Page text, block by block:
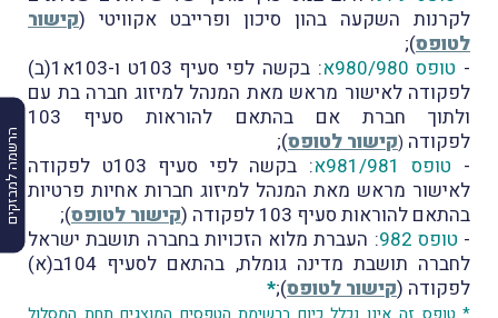
הרשמה למבזקים
לקרנות השקעה בהון סיכון ופרייבט אקוויטי (קישור
לטופס);
- טופס 980/980א
: בקשה לפי סעיף 103ט ו-103א1(ב)
לפקודה לאישור מראש מאת המנהל למיזוג חברה בת עם
ולתוך חברת אם בהתאם להוראות סעיף 103
לפקודה (קישור לטופס);
- טופס 981/981א
: בקשה לפי סעיף 103ט לפקודה
לאישור מראש מאת המנהל למיזוג חברות אחיות פרטיות
בהתאם להוראות סעיף 103 לפקודה (
קישור לטופס);
- טופס 982
: העברת מלוא הזכויות בחברה תושבת ישראל
לחברה תושבת מדינה גומלת, בהתאם לסעיף 104ב(א)
לפקודה (קישור לטופס);
*